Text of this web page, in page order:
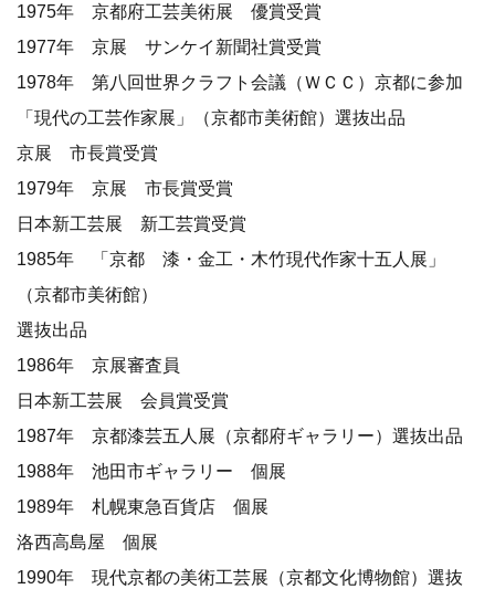
1975年 京都府工芸美術展 優賞受賞
1977年 京展 サンケイ新聞社賞受賞
1978年 第八回世界クラフト会議（ＷＣＣ）京都に参加
「現代の工芸作家展」（京都市美術館）選抜出品
京展 市長賞受賞
1979年 京展 市長賞受賞
日本新工芸展 新工芸賞受賞
1985年 「京都 漆・金工・木竹現代作家十五人展」
（京都市美術館）
選抜出品
1986年 京展審査員
日本新工芸展 会員賞受賞
1987年 京都漆芸五人展（京都府ギャラリー）選抜出品
1988年 池田市ギャラリー 個展
1989年 札幌東急百貨店 個展
洛西高島屋 個展
1990年 現代京都の美術工芸展（京都文化博物館）選抜